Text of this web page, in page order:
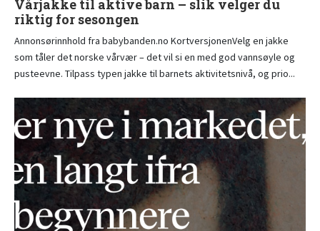
Vårjakke til aktive barn – slik velger du
riktig for sesongen
Annonsørinnhold fra babybanden.no KortversjonenVelg en jakke
som tåler det norske vårvær – det vil si en med god vannsøyle og
pusteevne. Tilpass typen jakke til barnets aktivitetsnivå, og prio...